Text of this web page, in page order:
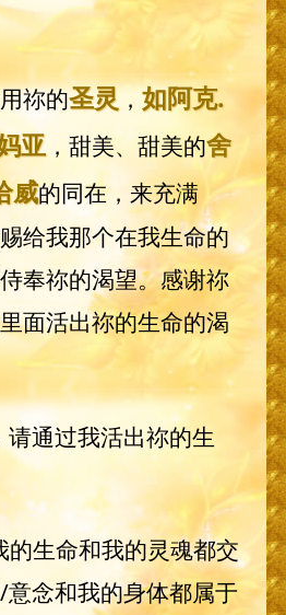
祢的圣灵，如阿克.
亚，甜美、甜美的舍
威的同在，来充满
给我那个在我生命的
奉祢的渴望。感谢祢
面活出祢的生命的渴
请通过我活出祢的生
生命和我的灵魂都交
念和我的身体都属于